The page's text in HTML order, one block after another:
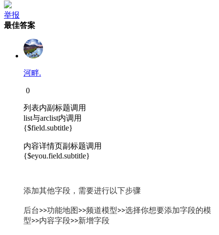
举报
最佳答案
河畔.
0
列表内副标题调用
list与arclist内调用
{$field.subtitle}
内容详情页副标题调用
{$eyou.field.subtitle}
添加其他字段，需要进行以下步骤
后台>>功能地图>>频道模型>>选择你想要添加字段的模
型>>内容字段>>新增字段